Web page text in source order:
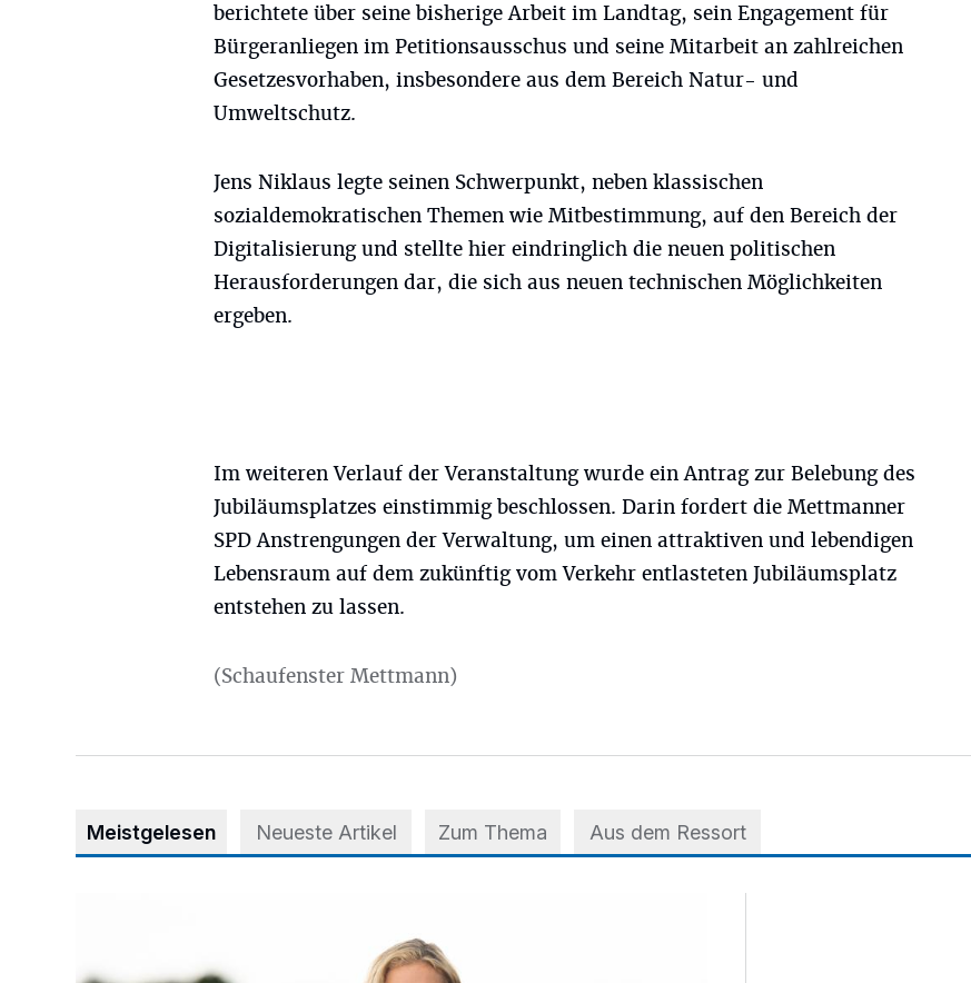
berichtete über seine bisherige Arbeit im Landtag, sein Engagement für
Bürgeranliegen im Petitionsausschus und seine Mitarbeit an zahlreichen
Gesetzesvorhaben, insbesondere aus dem Bereich Natur- und
Umweltschutz.
Jens Niklaus legte seinen Schwerpunkt, neben klassischen
sozialdemokratischen Themen wie Mitbestimmung, auf den Bereich der
Digitalisierung und stellte hier eindringlich die neuen politischen
Herausforderungen dar, die sich aus neuen technischen Möglichkeiten
ergeben.
Im weiteren Verlauf der Veranstaltung wurde ein Antrag zur Belebung des
Jubiläumsplatzes einstimmig beschlossen. Darin fordert die Mettmanner
SPD Anstrengungen der Verwaltung, um einen attraktiven und lebendigen
Lebensraum auf dem zukünftig vom Verkehr entlasteten Jubiläumsplatz
entstehen zu lassen.
(Schaufenster Mettmann)
Meistgelesen Neueste Artikel Zum Thema Aus dem Ressort